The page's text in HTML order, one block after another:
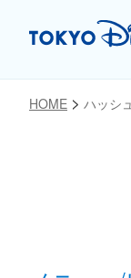
HOME ハッシ